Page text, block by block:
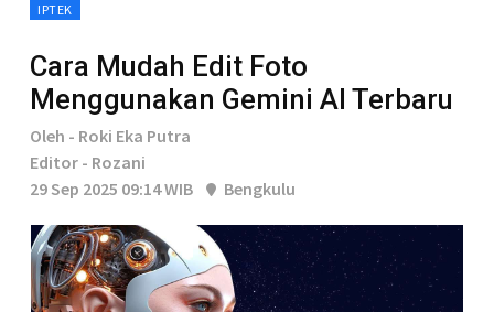
IPTEK
Cara Mudah Edit Foto
Menggunakan Gemini AI Terbaru
Oleh - Roki Eka Putra
Editor - Rozani
29 Sep 2025 09:14 WIB
Bengkulu